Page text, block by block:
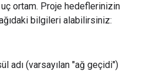
uç ortam. Proje hedeflerinizin
bilgileri alabilirsiniz:
adı (varsayılan "ağ geçidi")